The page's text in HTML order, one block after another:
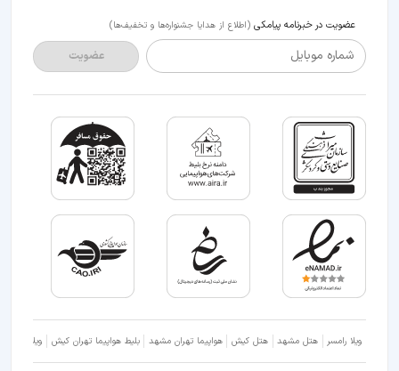
عضویت در خبرنامه پیامکی (اطلاع از هدایا جشنواره‌ها و تخفیف‌ها)
شماره موبایل عضویت
ویلا رامسر هتل مشهد هتل کیش هواپیما تهران مشهد بلیط هواپیما تهران کیش ویلا شمال